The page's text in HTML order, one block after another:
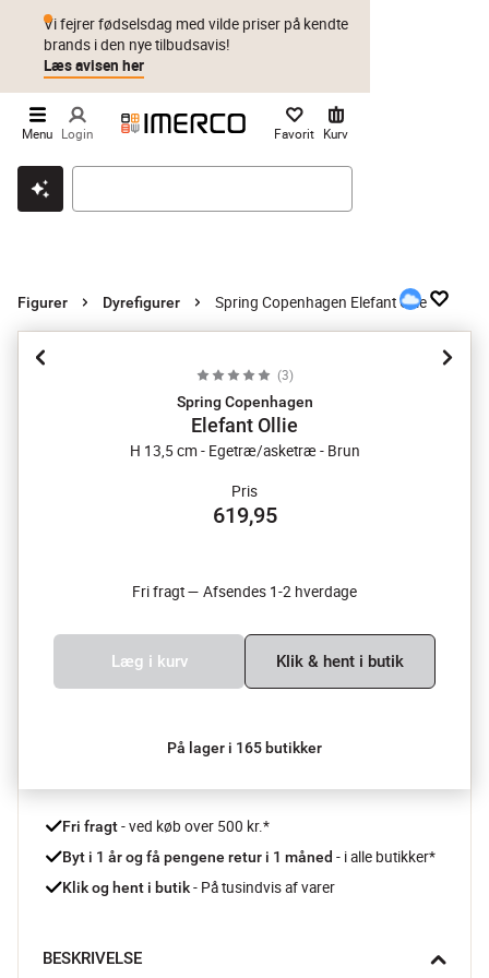
Klik & hent Byt i 1 år Prismatch
Vi fejrer fødselsdag med vilde priser på kendte
brands i den nye tilbudsavis!
Læs avisen her
Menu Login Favorit Kurv
Figurer Dyrefigurer Spring Copenhagen Elefant Ollie
(3)
Spring Copenhagen
Elefant Ollie
H 13,5 cm - Egetræ/asketræ - Brun
Pris
619,95
Fri fragt — Afsendes 1-2 hverdage
Læg i kurv Klik & hent i butik
På lager i 165 butikker
Fri fragt - ved køb over 500 kr.*
Byt i 1 år og få pengene retur i 1 måned - i alle butikker*
Klik og hent i butik - På tusindvis af varer
BESKRIVELSE